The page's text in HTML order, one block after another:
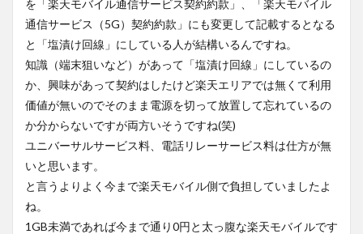
を「楽天モバイル通信サービス契約約款」、「楽天モバイル
通信サービス（5G）契約約款」にも変更して記載するとなる
と「塩漬け回線」にしている人が結構いるんですね。
知識（端末狙いなど）があって「塩漬け回線」にしているの
か、興味があって契約はしたけど楽天エリアでは無くて利用
価値が無いのでそのまま電源を切って放置して忘れているの
か分からないですが両方いそうですね(笑)
ユニバーサルサービス料、電話リレーサービス料は仕方が無
いと思います。
と言うよりよく今まで楽天モバイル側で負担していましたよ
ね。
1GB未満であれば今まで通り0円と太っ腹な楽天モバイルです